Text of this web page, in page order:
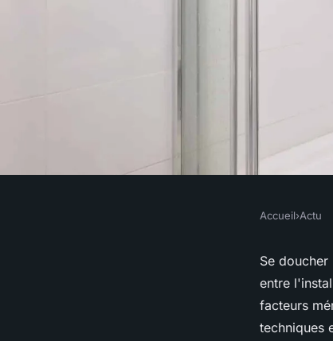
Cabine de
: laquelle choisir ?
Accueil›Actu
Se
entre
facteurs
techniques